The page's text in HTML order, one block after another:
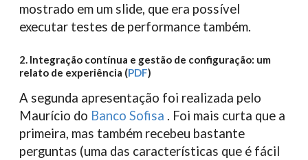
mostrado em um slide, que era possível
executar testes de performance também.
2. Integração contínua e gestão de configuração: um
relato de experiência (PDF)
A segunda apresentação foi realizada pelo
Maurício do Banco Sofisa . Foi mais curta que a
primeira, mas também recebeu bastante
perguntas (uma das características que é fácil